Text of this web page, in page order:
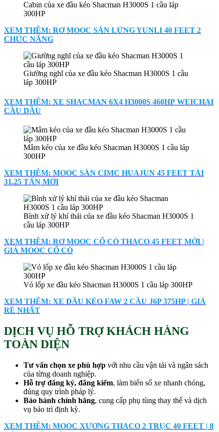
Cabin của xe đầu kéo Shacman H3000S 1 cầu láp
300HP
XEM THÊM: RƠ MOOC SÀN LỬNG YUNLI 40 FEET 2
CHỨC NĂNG
Giường nghĩ của xe đầu kéo Shacman H3000S 1 cầu
láp 300HP
XEM THÊM: XE SHACMAN 6X4 H3000S 460HP WEICHAI
CẦU DẦU
Mâm kéo của xe đầu kéo Shacman H3000S 1 cầu láp
300HP
XEM THÊM: MOOC SÀN CIMC HUAJUN 45 FEET TẢI
31.25 TẤN MỚI
Bình xử lý khí thải của xe đầu kéo Shacman H3000S 1
cầu láp 300HP
XEM THÊM: RƠ MOOC CỔ CÒ THACO 45 FEET MỚI |
GIÁ MOOC CỔ CÒ
Vỏ lốp xe đầu kéo Shacman H3000S 1 cầu láp 300HP
XEM THÊM: XE ĐẦU KÉO FAW 2 CẦU J6P 375HP | GIÁ
RẺ NHẤT
DỊCH VỤ HỖ TRỢ KHÁCH HÀNG
TOÀN DIỆN
Tư vấn chọn xe phù hợp với nhu cầu vận tải và ngân sách
của từng doanh nghiệp.
Hỗ trợ đăng ký, đăng kiểm, làm biển số xe nhanh chóng,
đúng quy trình pháp lý.
Bảo hành chính hãng, cung cấp phụ tùng thay thế và dịch
vụ bảo trì định kỳ.
XEM THÊM: MOOC XƯƠNG THACO 2 TRỤC 40 FEET | 8